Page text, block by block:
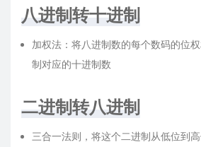
八进制转十进制
加权法：将八进制数的每个数码的位
制对应的十进制数
二进制转八进制
三合一法则，将这个二进制从低位到